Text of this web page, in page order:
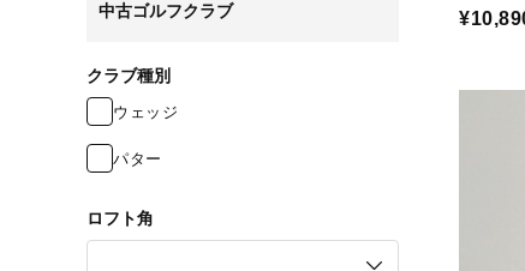
中古ゴルフクラブ
クラブ種別
ウェッジ
パター
ロフト角